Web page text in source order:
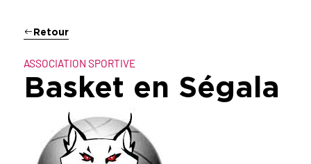
Retour
ASSOCIATION SPORTIVE
Basket en Ségala